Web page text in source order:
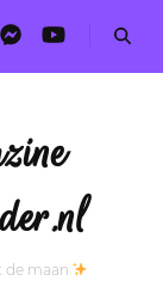
de maan